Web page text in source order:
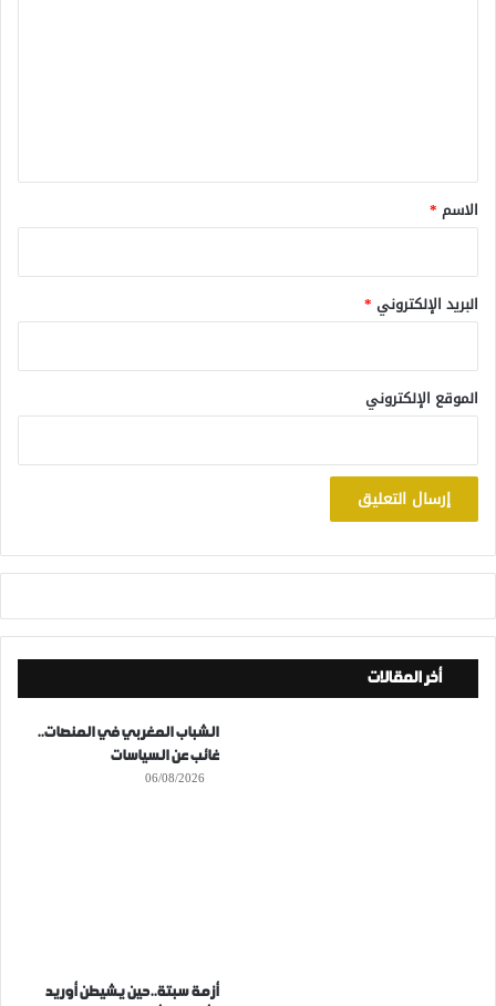
*
الاسم *
البريد الإلكتروني *
الموقع الإلكتروني
أخر المقالات
الشباب المغربي في المنصات..
غائب عن السياسات
06/08/2026
أزمة سبتة..حين يشيطن أوريد